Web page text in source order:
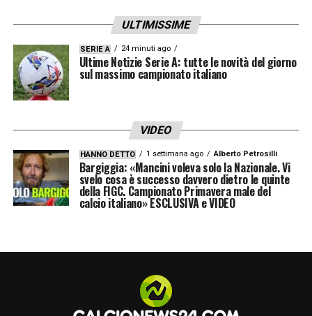
ULTIMISSIME
SERIE A 24 minuti ago
Ultime Notizie Serie A: tutte le novità del giorno
sul massimo campionato italiano
VIDEO
HANNO DETTO 1 settimana ago Alberto Petrosilli
Bargiggia: «Mancini voleva solo la Nazionale. Vi
svelo cosa è successo davvero dietro le quinte
della FIGC. Campionato Primavera male del
calcio italiano» ESCLUSIVA e VIDEO